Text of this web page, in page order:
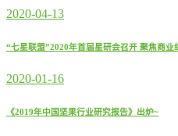
2020-04-13
“七星联盟”2020年首届星研会召开 聚焦商业
2020-01-16
《2019年中国坚果行业研究报告》出炉~